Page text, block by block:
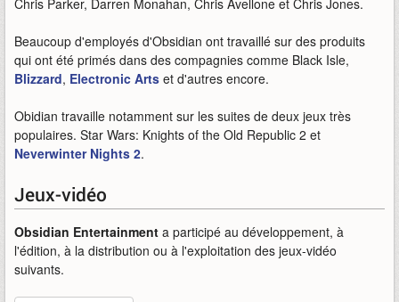
Chris Parker, Darren Monahan, Chris Avellone et Chris Jones.
Beaucoup d'employés d'Obsidian ont travaillé sur des produits
qui ont été primés dans des compagnies comme Black Isle,
Blizzard, Electronic Arts et d'autres encore.
Obidian travaille notamment sur les suites de deux jeux très
populaires. Star Wars: Knights of the Old Republic 2 et
Neverwinter Nights 2.
Jeux-vidéo
Obsidian Entertainment a participé au développement, à
l'édition, à la distribution ou à l'exploitation des jeux-vidéo
suivants.